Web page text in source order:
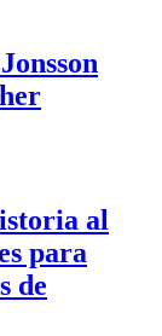
al
para
de